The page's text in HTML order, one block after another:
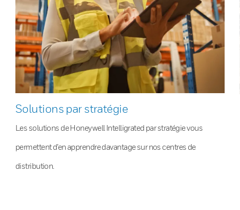
Solutions par stratégie
Les solutions de Honeywell Intelligrated par stratégie vous
permettent d’en apprendre davantage sur nos centres de
distribution.